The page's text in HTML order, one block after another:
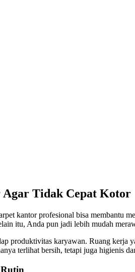
Tidak Cepat Kotor
kantor profesional bisa membantu
itu, Anda pun jadi lebih mudah
produktivitas karyawan. Ruang
terlihat bersih, tetapi juga higienis